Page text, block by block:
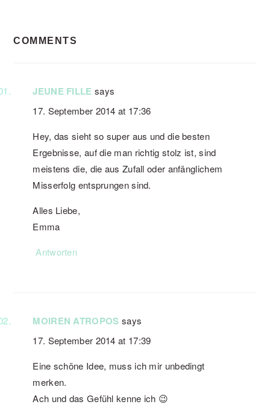
INTERACTIONS
COMMENTS
JEUNE FILLE says
17. September 2014 at 17:36
Hey, das sieht so super aus und die besten
Ergebnisse, auf die man richtig stolz ist, sind
meistens die, die aus Zufall oder anfänglichem
Misserfolg entsprungen sind.
Alles Liebe,
Emma
Antworten
MOIREN ATROPOS says
17. September 2014 at 17:39
Eine schöne Idee, muss ich mir unbedingt
merken.
Ach und das Gefühl kenne ich 😉